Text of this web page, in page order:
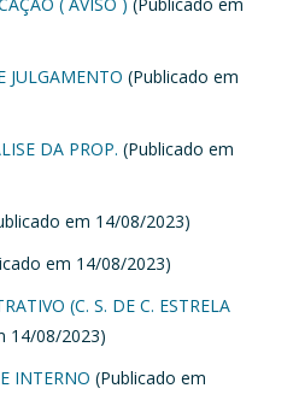
JULGAMENTO (Publicado em
DA PROP. (Publicado em
em 14/08/2023)
em 14/08/2023)
(C. S. DE C. ESTRELA
14/08/2023)
INTERNO (Publicado em